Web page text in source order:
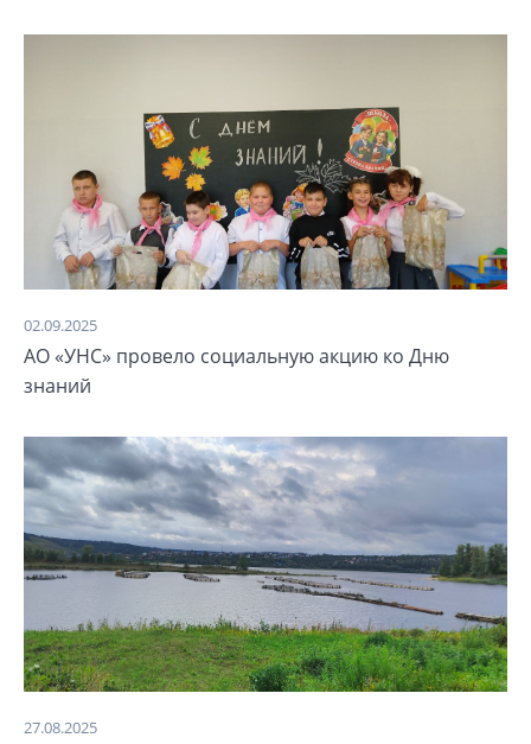
02.09.2025
АО «УНС» провело социальную акцию ко Дню
знаний
27.08.2025